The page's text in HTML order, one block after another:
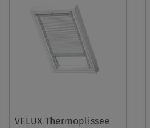
VELUX Thermoplissee